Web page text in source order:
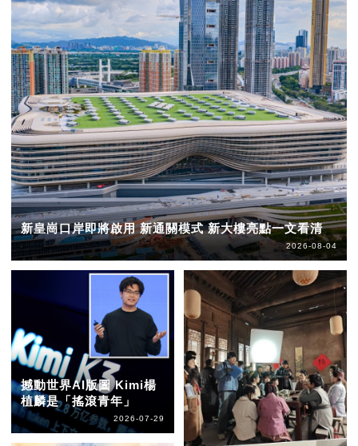
新皇崗口岸即將啟用 新通關模式 新大樓亮點一文看清
2026-08-04
撼動世界AI版圖 Kimi楊
植麟是「搖滾青年」
2026-07-29